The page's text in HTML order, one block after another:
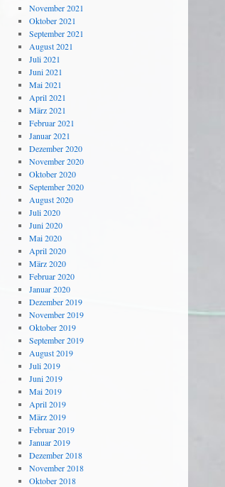
November 2021
Oktober 2021
September 2021
August 2021
Juli 2021
Juni 2021
Mai 2021
April 2021
März 2021
Februar 2021
Januar 2021
Dezember 2020
November 2020
Oktober 2020
September 2020
August 2020
Juli 2020
Juni 2020
Mai 2020
April 2020
März 2020
Februar 2020
Januar 2020
Dezember 2019
November 2019
Oktober 2019
September 2019
August 2019
Juli 2019
Juni 2019
Mai 2019
April 2019
März 2019
Februar 2019
Januar 2019
Dezember 2018
November 2018
Oktober 2018